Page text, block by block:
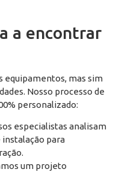
a encontrar
equipamentos, mas sim
Nosso processo de
personalizado:
especialistas analisam
instalação para
um projeto